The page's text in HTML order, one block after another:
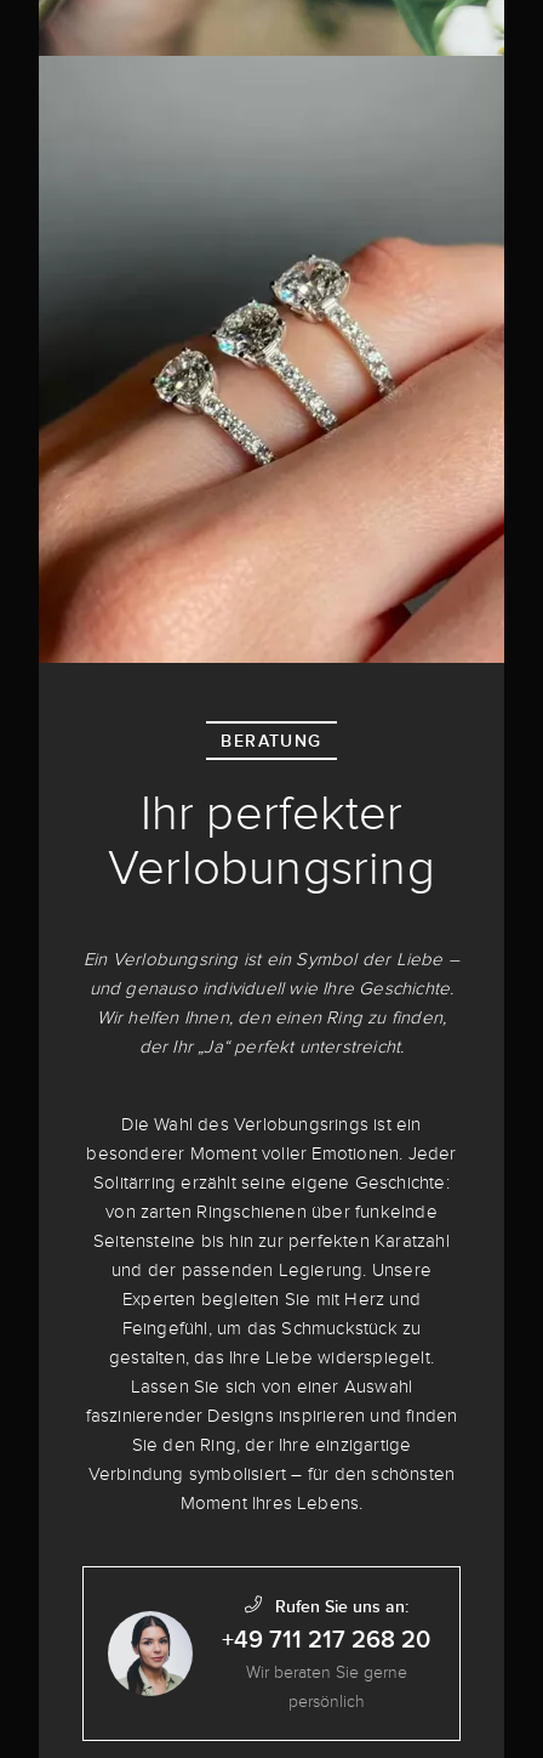
BERATUNG
Ihr perfekter
Verlobungsring
Ein Verlobungsring ist ein Symbol der Liebe –
und genauso individuell wie Ihre Geschichte.
Wir helfen Ihnen, den einen Ring zu finden,
der Ihr „Ja“ perfekt unterstreicht.
Die Wahl des Verlobungsrings ist ein
besonderer Moment voller Emotionen. Jeder
Solitärring erzählt seine eigene Geschichte:
von zarten Ringschienen über funkelnde
Seitensteine bis hin zur perfekten Karatzahl
und der passenden Legierung. Unsere
Experten begleiten Sie mit Herz und
Feingefühl, um das Schmuckstück zu
gestalten, das Ihre Liebe widerspiegelt.
Lassen Sie sich von einer Auswahl
faszinierender Designs inspirieren und finden
Sie den Ring, der Ihre einzigartige
Verbindung symbolisiert – für den schönsten
Moment Ihres Lebens.
Rufen Sie uns an:
+49 711 217 268 20
Wir beraten Sie gerne
persönlich